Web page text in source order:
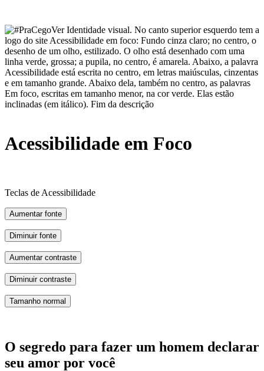
Acessibilidade em Foco
Teclas de Acessibilidade
Aumentar fonte
Diminuir fonte
Aumentar contraste
Diminuir contraste
Tamanho normal
O segredo para fazer um homem declarar
seu amor por você